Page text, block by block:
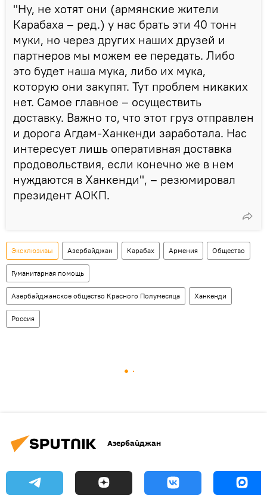
"Ну, не хотят они (армянские жители
Карабаха – ред.) у нас брать эти 40 тонн
муки, но через других наших друзей и
партнеров мы можем ее передать. Либо
это будет наша мука, либо их мука,
которую они закупят. Тут проблем никаких
нет. Самое главное – осуществить
доставку. Важно то, что этот груз отправлен
и дорога Агдам-Ханкенди заработала. Нас
интересует лишь оперативная доставка
продовольствия, если конечно же в нем
нуждаются в Ханкенди", – резюмировал
президент АОКП.
Эксклюзивы Азербайджан Карабах Армения Общество
Гуманитарная помощь
Азербайджанское общество Красного Полумесяца Ханкенди
Россия
Азербайджан